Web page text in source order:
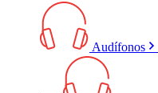
Audífonos